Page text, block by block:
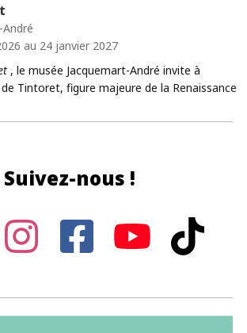
au 24 janvier 2027
, le musée Jacquemart-André invite à
Tintoret, figure majeure de la Renaissance
Suivez-nous !